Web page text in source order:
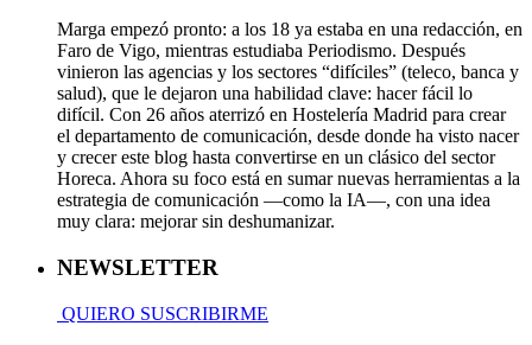
Marga empezó pronto: a los 18 ya estaba en una redacción, en
Faro de Vigo, mientras estudiaba Periodismo. Después
vinieron las agencias y los sectores “difíciles” (teleco, banca y
salud), que le dejaron una habilidad clave: hacer fácil lo
difícil. Con 26 años aterrizó en Hostelería Madrid para crear
el departamento de comunicación, desde donde ha visto nacer
y crecer este blog hasta convertirse en un clásico del sector
Horeca. Ahora su foco está en sumar nuevas herramientas a la
estrategia de comunicación —como la IA—, con una idea
muy clara: mejorar sin deshumanizar.
NEWSLETTER
QUIERO SUSCRIBIRME